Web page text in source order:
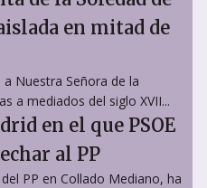
en mitad de
Nuestra Señora de la
a mediados del siglo XVII...
en el que PSOE
al PP
PP en Collado Mediano, ha